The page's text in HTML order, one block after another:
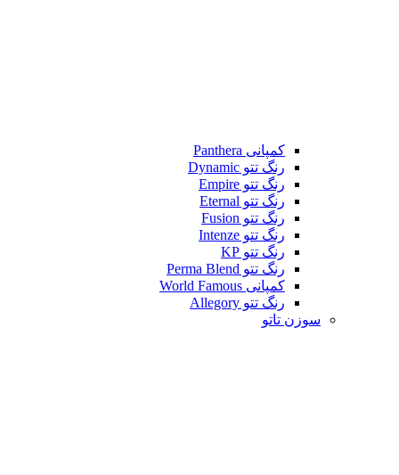
کمپانی Panthera
رنگ تتو Dynamic
رنگ تتو Empire
رنگ تتو Eternal
رنگ تتو Fusion
رنگ تتو Intenze
رنگ تتو KP
رنگ تتو Perma Blend
کمپانی World Famous
رنگ تتو Allegory
سوزن تاتو